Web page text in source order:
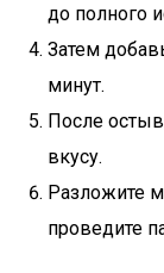
до полного
Затем
минут.
После
вкусу.
Разложите
проведите